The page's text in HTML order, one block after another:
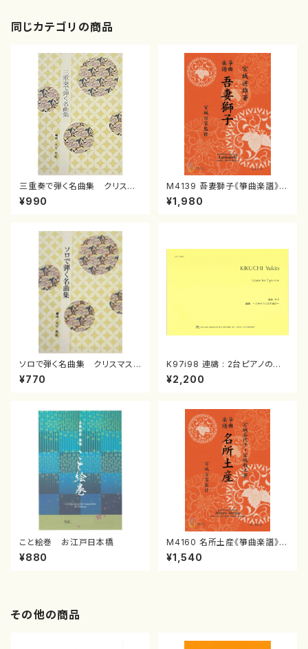
同じカテゴリの商品
三重奏で弾く名曲集 クリスマ
スメドレー( 箏2/大平光美 編
曲/楽譜）
¥990
M4139 吾妻獅子《箏曲楽譜》
（箏/宮城道雄著・宮城宗家監修/
箏曲古典楽譜）
¥1,980
ソロで弾く名曲集 クリスマス・
イブ／恋人がサンタクロース(
箏独奏 /大平光美 編曲/楽
¥770
K97i98 連禱 : 2台ピアノのた
めの（2 Pianos / 菊池 幸夫 /
楽譜）
¥2,200
こと絵巻 お江戸日本橋
¥880
M4160 名所土産《箏曲楽譜》
（箏/宮城喜代子・宮城数江著・
宮城宗家監修/箏曲古典楽譜）
¥1,540
その他の商品